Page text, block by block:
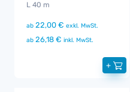
L 40 m
ab 22,00 € exkl. MwSt.
ab 26,18 € inkl. MwSt.
+